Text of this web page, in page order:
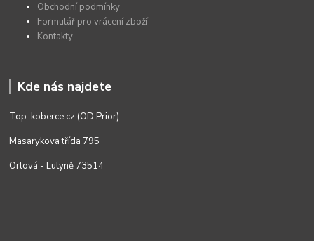
Obchodní podmínky
Formulář pro vrácení zboží
Kontakty
Kde nás najdete
Top-koberce.cz (OD Prior)
Masarykova třída 795
Orlová - Lutyně 73514